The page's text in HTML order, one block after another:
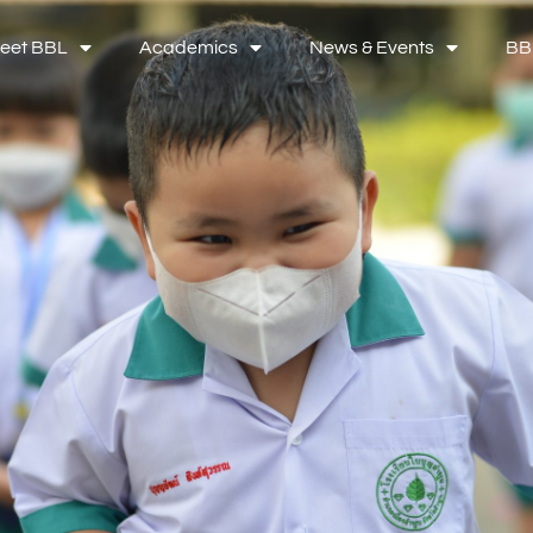
BBL Academics News & Events